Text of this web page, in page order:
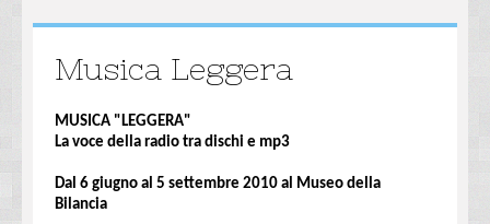
Musica Leggera
MUSICA "LEGGERA"
La voce della radio tra dischi e mp3
Dal 6 giugno al 5 settembre 2010 al Museo della
Bilancia